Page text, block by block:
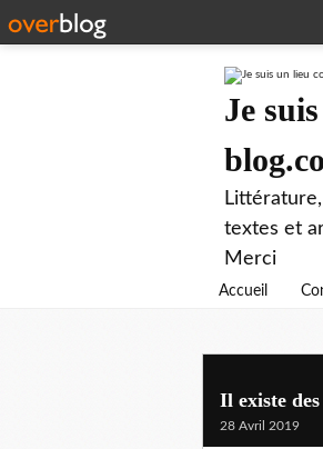
Je
textes et
Merci
Accueil
Il existe
28 Avril 2019